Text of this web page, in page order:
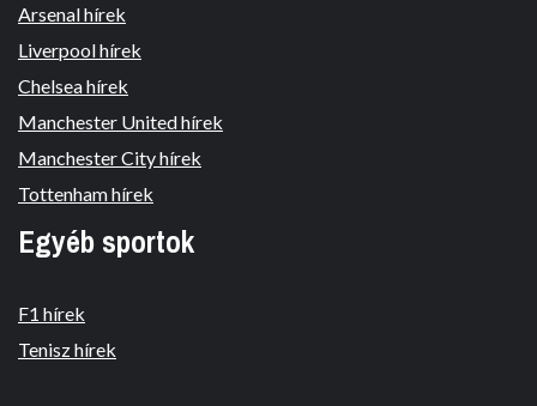
Arsenal hírek
Liverpool hírek
Chelsea hírek
Manchester United hírek
Manchester City hírek
Tottenham hírek
Egyéb sportok
F1 hírek
Tenisz hírek